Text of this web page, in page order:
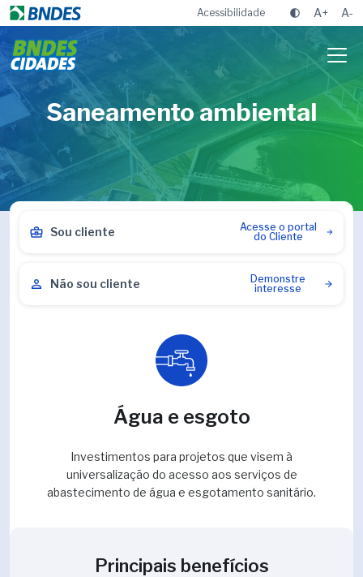
Acessibilidade A+ A-
Saneamento ambiental
Sou cliente
Acesse o portal
do Cliente
Não sou cliente
Demonstre
interesse
Água e esgoto
Investimentos para projetos que visem à
universalização do acesso aos serviços de
abastecimento de água e esgotamento sanitário.
Principais benefícios